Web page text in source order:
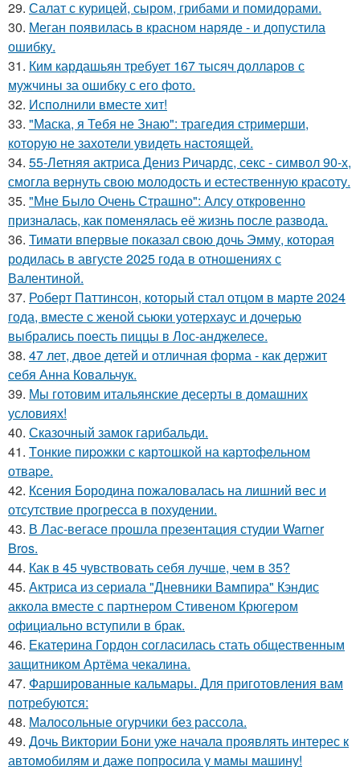
29. Салат с курицей, сыром, грибами и помидорами.
30. Меган появилась в красном наряде - и допустила
ошибку.
31. Ким кардашьян требует 167 тысяч долларов с
мужчины за ошибку с его фото.
32. Исполнили вместе хит!
33. "Маска, я Тебя не Знаю": трагедия стримерши,
которую не захотели увидеть настоящей.
34. 55-Летняя актриса Дениз Ричардс, секс - символ 90-х,
смогла вернуть свою молодость и естественную красоту.
35. "Мне Было Очень Страшно": Алсу откровенно
призналась, как поменялась её жизнь после развода.
36. Тимати впервые показал свою дочь Эмму, которая
родилась в августе 2025 года в отношениях с
Валентиной.
37. Роберт Паттинсон, который стал отцом в марте 2024
года, вместе с женой сьюки уотерхаус и дочерью
выбрались поесть пиццы в Лос-анджелесе.
38. 47 лет, двое детей и отличная форма - как держит
себя Анна Ковальчук.
39. Мы готовим итальянские десерты в домашних
условиях!
40. Сказочный замок гарибальди.
41. Tонкие пиpoжки с кaртoшкoй на картoфeльном
отваpe.
42. Ксения Бородина пожаловалась на лишний вес и
отсутствие прогресса в похудении.
43. В Лас-вегасе прошла презентация студии Warner
Bros.
44. Как в 45 чувствовать себя лучше, чем в 35?
45. Актриса из сериала "Дневники Вампира" Кэндис
аккола вместе с партнером Стивеном Крюгером
официально вступили в брак.
46. Екатерина Гордон согласилась стать общественным
защитником Артёма чекалина.
47. Фаршированные кальмары. Для приготовления вам
потребуются:
48. Малосольные огурчики без рассола.
49. Дочь Виктории Бони уже начала проявлять интерес к
автомобилям и даже попросила у мамы машину!